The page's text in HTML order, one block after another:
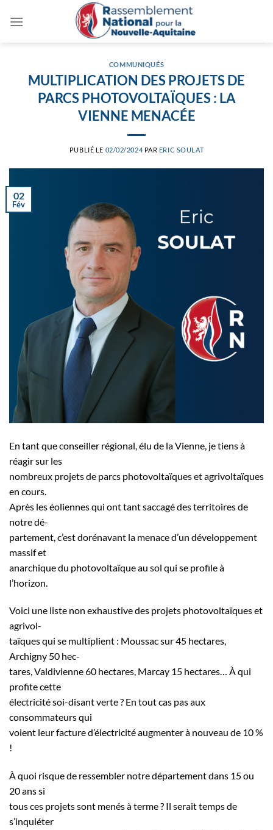
COMMUNIQUÉS
MULTIPLICATION DES PROJETS DE
PARCS PHOTOVOLTAÏQUES : LA
VIENNE MENACÉE
PUBLIÉ LE 02/02/2024 PAR ERIC SOULAT
02
Fév
En tant que conseiller régional, élu de la Vienne, je tiens à
réagir sur les
nombreux projets de parcs photovoltaïques et agrivoltaïques
en cours.
Après les éoliennes qui ont tant saccagé des territoires de
notre dé-
partement, c’est dorénavant la menace d’un développement
massif et
anarchique du photovoltaïque au sol qui se profile à
l’horizon.
Voici une liste non exhaustive des projets photovoltaïques et
agrivol-
taïques qui se multiplient : Moussac sur 45 hectares,
Archigny 50 hec-
tares, Valdivienne 60 hectares, Marcay 15 hectares… À qui
profite cette
électricité soi-disant verte ? En tout cas pas aux
consommateurs qui
voient leur facture d’électricité augmenter à nouveau de 10 %
!
À quoi risque de ressembler notre département dans 15 ou
20 ans si
tous ces projets sont menés à terme ? Il serait temps de
s’inquiéter